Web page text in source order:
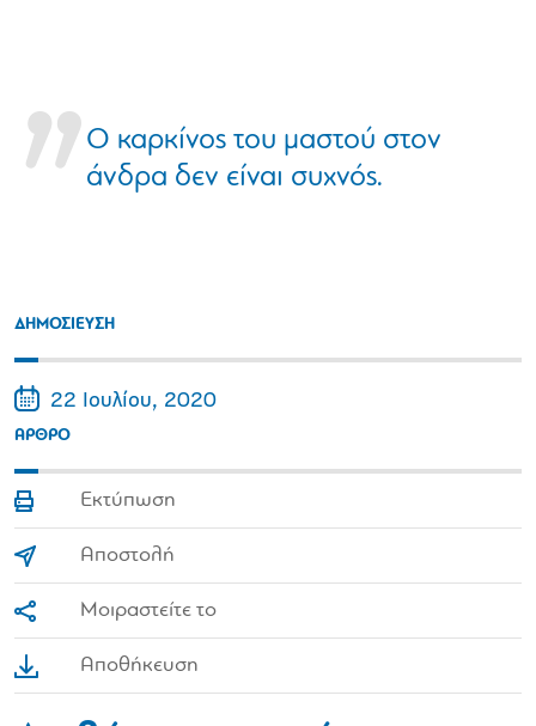
O καρκίνος του µαστού στον
άνδρα δεν είναι συχνός.
ΔΗΜΟΣΙΕΥΣΗ
22 Ιουλίου, 2020
ΑΡΘΡΟ
Εκτύπωση
Αποστολή
Μοιραστείτε το
Αποθήκευση